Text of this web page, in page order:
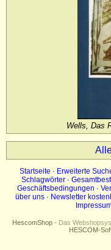
Wells, Das
Startseite · Erweiterte
Schlagwörter ·
Geschäftsbedingungen ·
über uns · Newsletter
HescomShop - Das
HESCOM-